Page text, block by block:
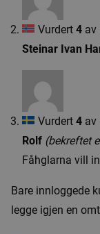
Vurdert 4 av
Steinar Ivan
Vurdert 4 av
Rolf (bekreftet
Fåhglarna vill
Bare innloggede
legge igjen en